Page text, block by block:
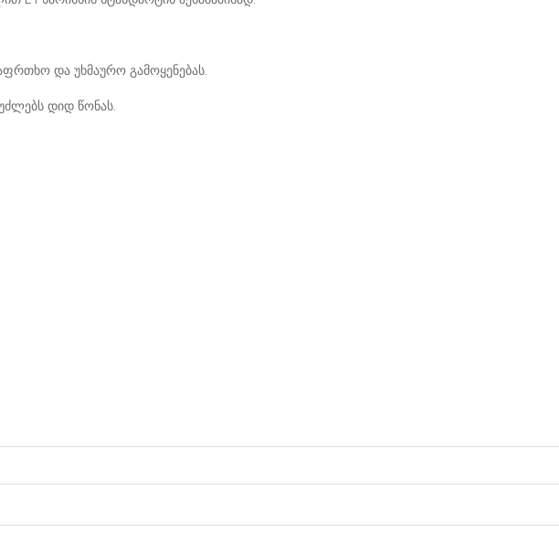
და უხმაურო გამოყენებას.
დიდ წონას.